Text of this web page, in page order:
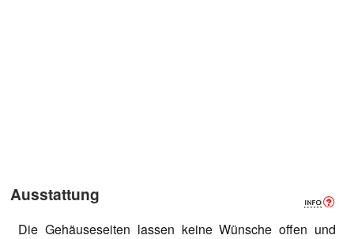
Ausstattung
Die Gehäuseseiten lassen keine Wünsche offen und